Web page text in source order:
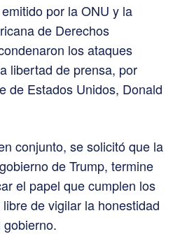
por la ONU y la
de Derechos
los ataques
libertad de prensa, por
de Estados Unidos, Donald
conjunto, se solicitó que la
de Trump, termine
el papel que cumplen los
de vigilar la honestidad